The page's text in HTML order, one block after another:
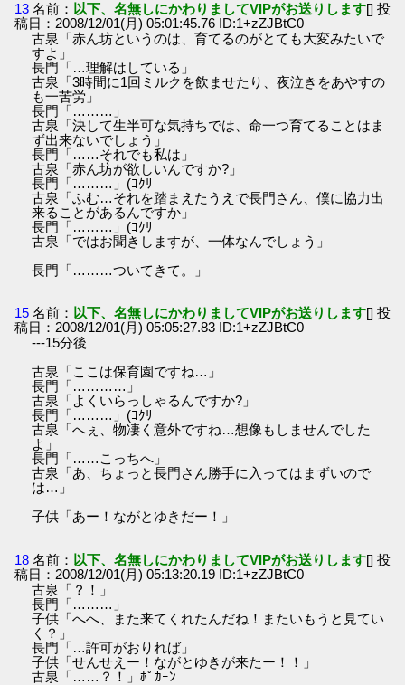
13 名前： 以下、名無しにかわりましてVIPがお送りします[] 投
稿日：2008/12/01(月) 05:01:45.76 ID:1+zZJBtC0
古泉「赤ん坊というのは、育てるのがとても大変みたいで
すよ」
長門「…理解はしている」
古泉「3時間に1回ミルクを飲ませたり、夜泣きをあやすの
も一苦労」
長門「………」
古泉「決して生半可な気持ちでは、命一つ育てることはま
ず出来ないでしょう」
長門「……それでも私は」
古泉「赤ん坊が欲しいんですか?」
長門「………」(ｺｸﾘ
古泉「ふむ…それを踏まえたうえで長門さん、僕に協力出
来ることがあるんですか」
長門「………」(ｺｸﾘ
古泉「ではお聞きしますが、一体なんでしょう」
長門「………ついてきて。」
15 名前： 以下、名無しにかわりましてVIPがお送りします[] 投
稿日：2008/12/01(月) 05:05:27.83 ID:1+zZJBtC0
---15分後
古泉「ここは保育園ですね…」
長門「…………」
古泉「よくいらっしゃるんですか?」
長門「………」(ｺｸﾘ
古泉「へぇ、物凄く意外ですね…想像もしませんでした
よ」
長門「……こっちへ」
古泉「あ、ちょっと長門さん勝手に入ってはまずいので
は…」
子供「あー！ながとゆきだー！」
18 名前： 以下、名無しにかわりましてVIPがお送りします[] 投
稿日：2008/12/01(月) 05:13:20.19 ID:1+zZJBtC0
古泉「？！」
長門「………」
子供「へへ、また来てくれたんだね！またいもうと見てい
く？」
長門「…許可がおりれば」
子供「せんせえー！ながとゆきが来たー！！」
古泉「……？！」ﾎﾟｶｰﾝ